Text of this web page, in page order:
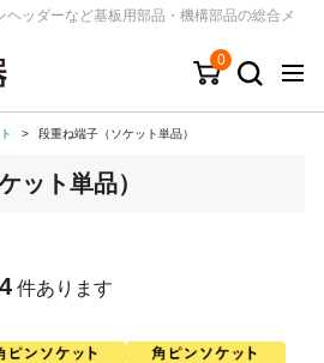
ッダーなど基板用部品・機構部品の総合メ
0
> 段重ね端子（ソケット単品）
ット単品）
4 件あります